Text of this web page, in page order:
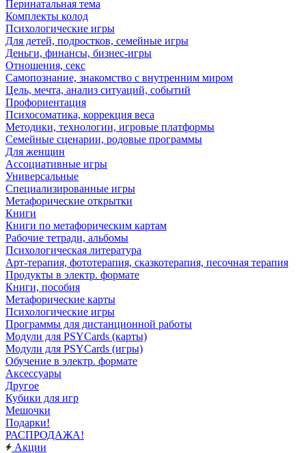
Перинатальная тема
Комплекты колод
Психологические игры
Для детей, подростков, семейные игры
Деньги, финансы, бизнес-игры
Отношения, секс
Самопознание, знакомство с внутренним миром
Цель, мечта, анализ ситуаций, событий
Профориентация
Психосоматика, коррекция веса
Методики, технологии, игровые платформы
Семейные сценарии, родовые программы
Для женщин
Ассоциативные игры
Универсальные
Специализированные игры
Метафорические открытки
Книги
Книги по метафорическим картам
Рабочие тетради, альбомы
Психологическая литература
Арт-терапия, фототерапия, сказкотерапия, песочная терапия
Продукты в электр. формате
Книги, пособия
Метафорические карты
Психологические игры
Программы для дистанционной работы
Модули для PSYCards (карты)
Модули для PSYCards (игры)
Обучение в электр. формате
Аксессуары
Другое
Кубики для игр
Мешочки
Подарки!
РАСПРОДАЖА!
Акции